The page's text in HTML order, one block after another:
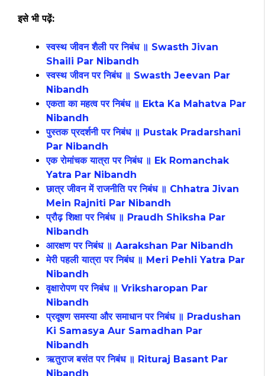
इसे भी पढ़ें:
स्वस्थ जीवन शैली पर निबंध ॥ Swasth Jivan
Shaili Par Nibandh
स्वस्थ जीवन पर निबंध ॥ Swasth Jeevan Par
Nibandh
एकता का महत्व पर निबंध ॥ Ekta Ka Mahatva Par
Nibandh
पुस्तक प्रदर्शनी पर निबंध ॥ Pustak Pradarshani
Par Nibandh
एक रोमांचक यात्रा पर निबंध ॥ Ek Romanchak
Yatra Par Nibandh
छात्र जीवन में राजनीति पर निबंध ॥ Chhatra Jivan
Mein Rajniti Par Nibandh
प्रौढ़ शिक्षा पर निबंध ॥ Praudh Shiksha Par
Nibandh
आरक्षण पर निबंध ॥ Aarakshan Par Nibandh
मेरी पहली यात्रा पर निबंध ॥ Meri Pehli Yatra Par
Nibandh
वृक्षारोपण पर निबंध ॥ Vriksharopan Par
Nibandh
प्रदूषण समस्या और समाधान पर निबंध ॥ Pradushan
Ki Samasya Aur Samadhan Par
Nibandh
ऋतुराज बसंत पर निबंध ॥ Rituraj Basant Par
Nibandh